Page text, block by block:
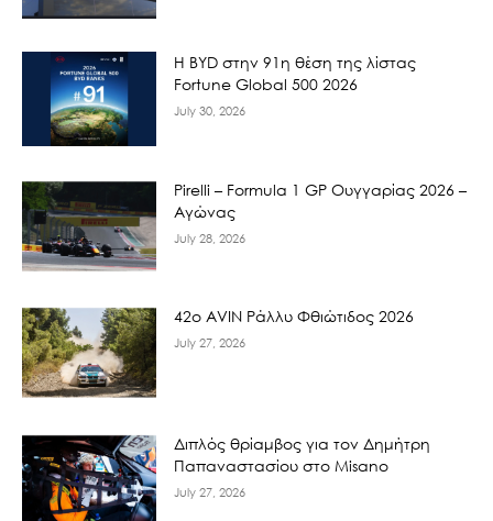
Η BYD στην 91η θέση της λίστας
Fortune Global 500 2026
July 30, 2026
Pirelli – Formula 1 GP Ουγγαρίας 2026 –
Αγώνας
July 28, 2026
42ο AVIN Ράλλυ Φθιώτιδος 2026
July 27, 2026
Διπλός θρίαμβος για τον Δημήτρη
Παπαναστασίου στο Misano
July 27, 2026